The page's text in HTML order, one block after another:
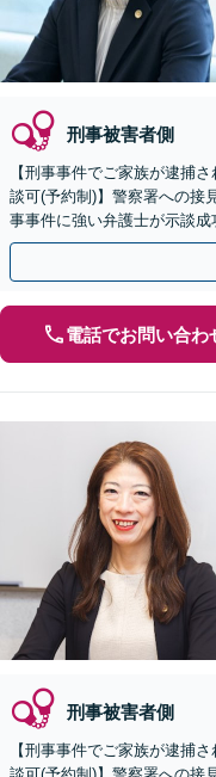
刑事被害者側
【刑事事件でご家族が逮捕
談可(予約制)】警察署への接
事事件に強い弁護士が示談
トします。【加害者側の相談
電話でお問い合わ
刑事被害者側
【刑事事件でご家族が逮捕